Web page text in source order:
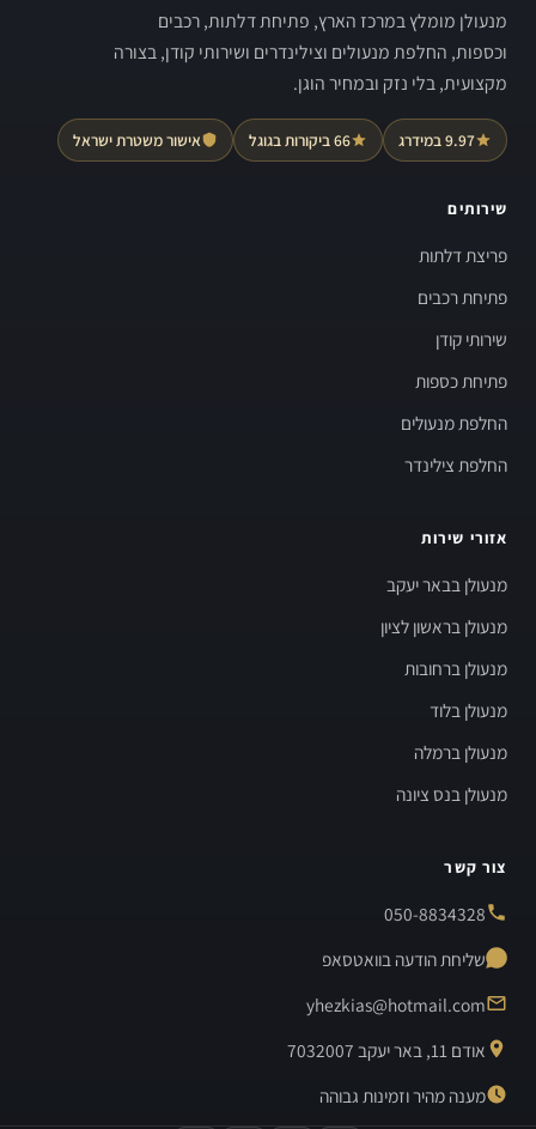
מנעולן מומלץ במרכז הארץ, פתיחת דלתות, רכבים
וכספות, החלפת מנעולים וצילינדרים ושירותי קודן, בצורה
מקצועית, בלי נזק ובמחיר הוגן.
9.97 במידרג 66 ביקורות בגוגל אישור משטרת ישראל
שירותים
פריצת דלתות
פתיחת רכבים
שירותי קודן
פתיחת כספות
החלפת מנעולים
החלפת צילינדר
אזורי שירות
מנעולן בבאר יעקב
מנעולן בראשון לציון
מנעולן ברחובות
מנעולן בלוד
מנעולן ברמלה
מנעולן בנס ציונה
צור קשר
050-8834328
שליחת הודעה בוואטסאפ
yhezkias@hotmail.com
אודם 11, באר יעקב 7032007
מענה מהיר וזמינות גבוהה